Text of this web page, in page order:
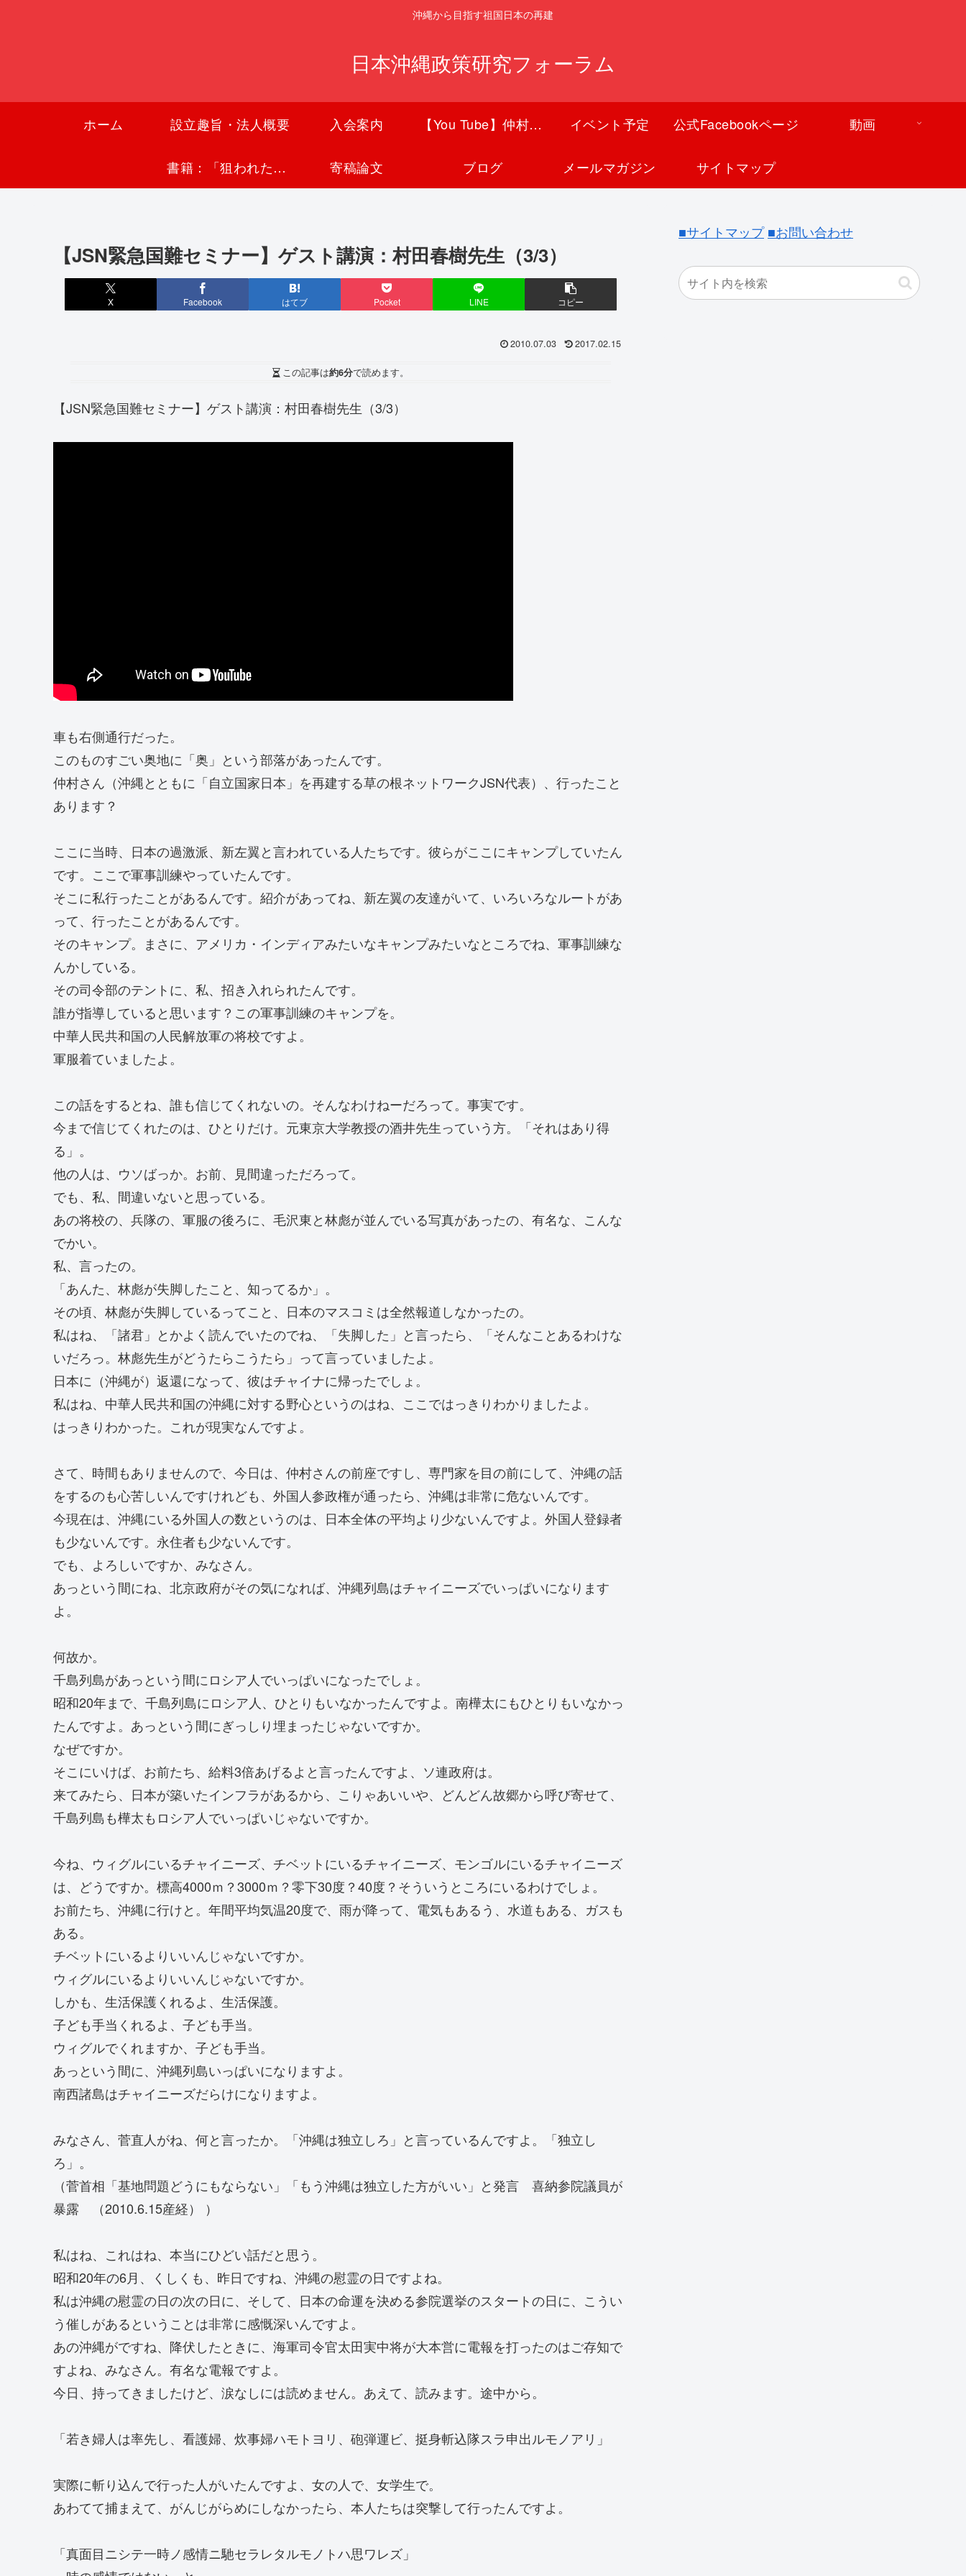
沖縄から目指す祖国日本の再建
日本沖縄政策研究フォーラム
ホーム 設立趣旨・法人概要 入会案内 【You Tube】仲村覚チャンネル イベント予定 公式Facebookページ 動画
書籍：「狙われた沖縄〜真実の沖縄史が日本を救う〜」 寄稿論文 ブログ メールマガジン サイトマップ
【JSN緊急国難セミナー】ゲスト講演：村田春樹先生（3/3）
X Facebook はてブ Pocket LINE コピー
2010.07.03 2017.02.15
この記事は約6分で読めます。
【JSN緊急国難セミナー】ゲスト講演：村田春樹先生（3/3）
車も右側通行だった。
このものすごい奥地に「奥」という部落があったんです。
仲村さん（沖縄とともに「自立国家日本」を再建する草の根ネットワークJSN代表）、行ったこと
あります？
ここに当時、日本の過激派、新左翼と言われている人たちです。彼らがここにキャンプしていたん
です。ここで軍事訓練やっていたんです。
そこに私行ったことがあるんです。紹介があってね、新左翼の友達がいて、いろいろなルートがあ
って、行ったことがあるんです。
そのキャンプ。まさに、アメリカ・インディアみたいなキャンプみたいなところでね、軍事訓練な
んかしている。
その司令部のテントに、私、招き入れられたんです。
誰が指導していると思います？この軍事訓練のキャンプを。
中華人民共和国の人民解放軍の将校ですよ。
軍服着ていましたよ。
この話をするとね、誰も信じてくれないの。そんなわけねーだろって。事実です。
今まで信じてくれたのは、ひとりだけ。元東京大学教授の酒井先生っていう方。「それはあり得
る」。
他の人は、ウソばっか。お前、見間違っただろって。
でも、私、間違いないと思っている。
あの将校の、兵隊の、軍服の後ろに、毛沢東と林彪が並んでいる写真があったの、有名な、こんな
でかい。
私、言ったの。
「あんた、林彪が失脚したこと、知ってるか」。
その頃、林彪が失脚しているってこと、日本のマスコミは全然報道しなかったの。
私はね、「諸君」とかよく読んでいたのでね、「失脚した」と言ったら、「そんなことあるわけな
いだろっ。林彪先生がどうたらこうたら」って言っていましたよ。
日本に（沖縄が）返還になって、彼はチャイナに帰ったでしょ。
私はね、中華人民共和国の沖縄に対する野心というのはね、ここではっきりわかりましたよ。
はっきりわかった。これが現実なんですよ。
さて、時間もありませんので、今日は、仲村さんの前座ですし、専門家を目の前にして、沖縄の話
をするのも心苦しいんですけれども、外国人参政権が通ったら、沖縄は非常に危ないんです。
今現在は、沖縄にいる外国人の数というのは、日本全体の平均より少ないんですよ。外国人登録者
も少ないんです。永住者も少ないんです。
でも、よろしいですか、みなさん。
あっという間にね、北京政府がその気になれば、沖縄列島はチャイニーズでいっぱいになります
よ。
何故か。
千島列島があっという間にロシア人でいっぱいになったでしょ。
昭和20年まで、千島列島にロシア人、ひとりもいなかったんですよ。南樺太にもひとりもいなかっ
たんですよ。あっという間にぎっしり埋まったじゃないですか。
なぜですか。
そこにいけば、お前たち、給料3倍あげるよと言ったんですよ、ソ連政府は。
来てみたら、日本が築いたインフラがあるから、こりゃあいいや、どんどん故郷から呼び寄せて、
千島列島も樺太もロシア人でいっぱいじゃないですか。
今ね、ウィグルにいるチャイニーズ、チベットにいるチャイニーズ、モンゴルにいるチャイニーズ
は、どうですか。標高4000ｍ？3000ｍ？零下30度？40度？そういうところにいるわけでしょ。
お前たち、沖縄に行けと。年間平均気温20度で、雨が降って、電気もあるう、水道もある、ガスも
ある。
チベットにいるよりいいんじゃないですか。
ウィグルにいるよりいいんじゃないですか。
しかも、生活保護くれるよ、生活保護。
子ども手当くれるよ、子ども手当。
ウィグルでくれますか、子ども手当。
あっという間に、沖縄列島いっぱいになりますよ。
南西諸島はチャイニーズだらけになりますよ。
みなさん、菅直人がね、何と言ったか。「沖縄は独立しろ」と言っているんですよ。「独立し
ろ」。
（菅首相「基地問題どうにもならない」「もう沖縄は独立した方がいい」と発言 喜納参院議員が
暴露 （2010.6.15産経） ）
私はね、これはね、本当にひどい話だと思う。
昭和20年の6月、くしくも、昨日ですね、沖縄の慰霊の日ですよね。
私は沖縄の慰霊の日の次の日に、そして、日本の命運を決める参院選挙のスタートの日に、こうい
う催しがあるということは非常に感慨深いんですよ。
あの沖縄がですね、降伏したときに、海軍司令官太田実中将が大本営に電報を打ったのはご存知で
すよね、みなさん。有名な電報ですよ。
今日、持ってきましたけど、涙なしには読めません。あえて、読みます。途中から。
「若き婦人は率先し、看護婦、炊事婦ハモトヨリ、砲弾運ビ、挺身斬込隊スラ申出ルモノアリ」
実際に斬り込んで行った人がいたんですよ、女の人で、女学生で。
あわてて捕まえて、がんじがらめにしなかったら、本人たちは突撃して行ったんですよ。
「真面目ニシテ一時ノ感情ニ馳セラレタルモノトハ思ワレズ」
■サイトマップ ■お問い合わせ